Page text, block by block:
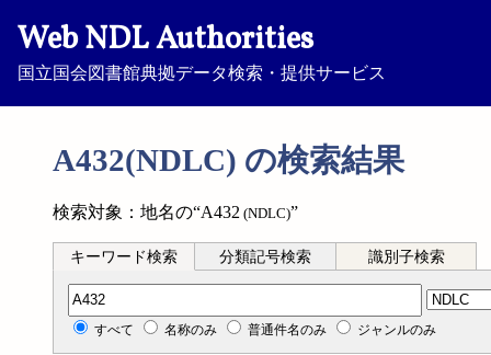
Web NDL Authorities
国立国会図書館典拠データ検索・提供サービス
A432(NDLC) の検索結果
検索対象：地名の“A432 (NDLC)”
キーワード検索 分類記号検索 識別子検索
分類記号検索
すべて 名称のみ 普通件名のみ ジャンルのみ